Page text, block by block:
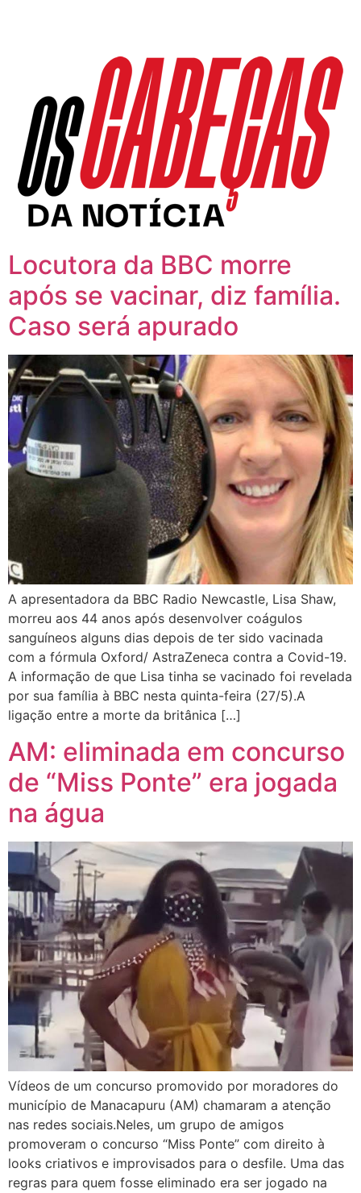
Locutora da BBC morre
após se vacinar, diz família.
Caso será apurado
A apresentadora da BBC Radio Newcastle, Lisa Shaw,
morreu aos 44 anos após desenvolver coágulos
sanguíneos alguns dias depois de ter sido vacinada
com a fórmula Oxford/ AstraZeneca contra a Covid-19.
A informação de que Lisa tinha se vacinado foi revelada
por sua família à BBC nesta quinta-feira (27/5).A
ligação entre a morte da britânica […]
AM: eliminada em concurso
de “Miss Ponte” era jogada
na água
Vídeos de um concurso promovido por moradores do
município de Manacapuru (AM) chamaram a atenção
nas redes sociais.Neles, um grupo de amigos
promoveram o concurso “Miss Ponte” com direito à
looks criativos e improvisados para o desfile. Uma das
regras para quem fosse eliminado era ser jogado na